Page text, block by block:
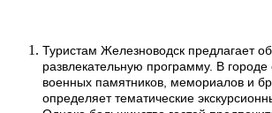
Туристам Железноводск предлагает
развлекательную программу. В городе
военных памятников, мемориалов и
определяет тематические